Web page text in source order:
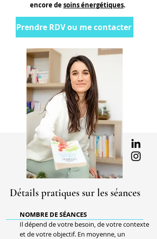
encore desoinsénergétiques.
Prendre RDV ou me contacter
Détails pratiques sur les séances
NOMBRE DE SÉANCES
Il dépend de votre besoin, de votre contexte
et de votre objectif. En moyenne, un